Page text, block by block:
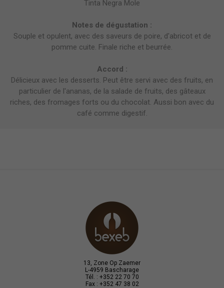
Tinta Negra Mole
Notes de dégustation :
Souple et opulent, avec des saveurs de poire, d'abricot et de
pomme cuite. Finale riche et beurrée.
Accord :
Délicieux avec les desserts. Peut être servi avec des fruits, en
particulier de l'ananas, de la salade de fruits, des gâteaux
riches, des fromages forts ou du chocolat. Aussi bon avec du
café comme digestif.
13, Zone Op Zaemer
L-4959 Bascharage
Tél. : +352 22 70 70
Fax : +352 47 38 02